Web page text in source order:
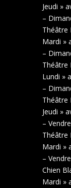
Jeudi »
–
Théâtre
Mardi »
–
Théâtre
Lundi »
–
Théâtre
Jeudi »
–
Théâtre
Mardi »
–
Chien
Mardi »